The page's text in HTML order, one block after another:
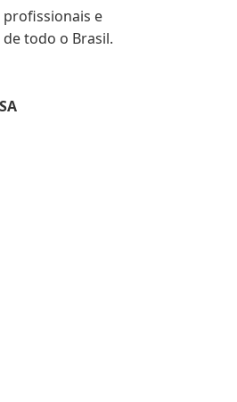
profissionais e
todo o Brasil.